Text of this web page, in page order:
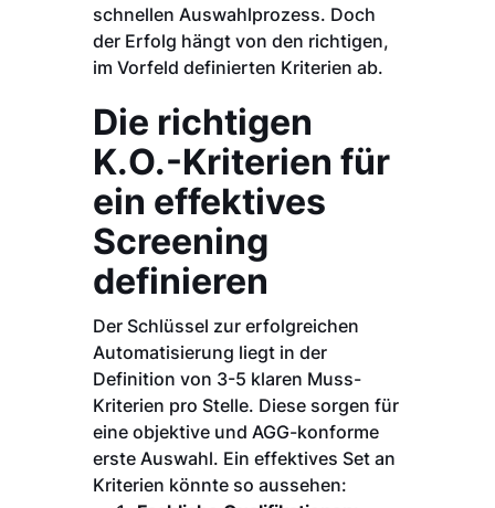
schnellen Auswahlprozess. Doch
der Erfolg hängt von den richtigen,
im Vorfeld definierten Kriterien ab.
Die richtigen
K.O.-Kriterien für
ein effektives
Screening
definieren
Der Schlüssel zur erfolgreichen
Automatisierung liegt in der
Definition von 3-5 klaren Muss-
Kriterien pro Stelle. Diese sorgen für
eine objektive und AGG-konforme
erste Auswahl. Ein effektives Set an
Kriterien könnte so aussehen: